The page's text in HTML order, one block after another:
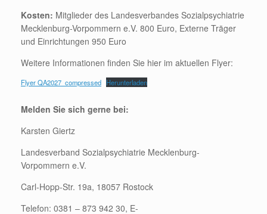
Kosten: Mitglieder des Landesverbandes Sozialpsychiatrie
Mecklenburg-Vorpommern e.V. 800 Euro, Externe Träger
und Einrichtungen 950 Euro
Weitere Informationen finden Sie hier im aktuellen Flyer:
Flyer QA2027_compressed Herunterladen
Melden Sie sich gerne bei:
Karsten Giertz
Landesverband Sozialpsychiatrie Mecklenburg-
Vorpommern e.V.
Carl-Hopp-Str. 19a, 18057 Rostock
Telefon: 0381 – 873 942 30, E-